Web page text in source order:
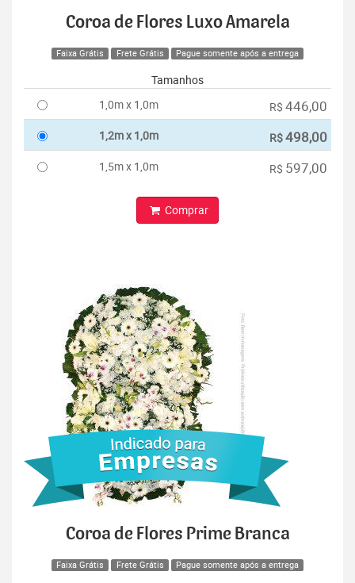
Coroa de Flores Luxo Amarela
Faixa Grátis Frete Grátis Pague somente após a entrega
Tamanhos
1,0m x 1,0m
R$ 446,00
1,2m x 1,0m R$498,00
1,5m x 1,0m R$ 597,00
Comprar
Coroa de Flores Prime Branca
Faixa Grátis Frete Grátis Pague somente após a entrega